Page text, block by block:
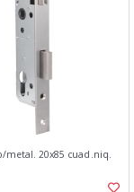
metal. 20x85 cuad.niq.